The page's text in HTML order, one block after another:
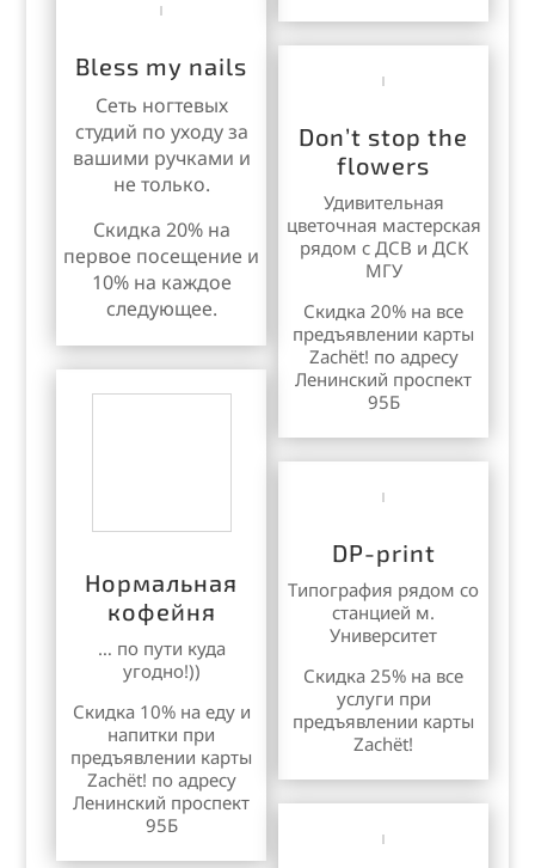
Bless my nails
Сеть ногтевых
студий по уходу за
вашими ручками и
не только.
Скидка 20% на
первое посещение и
10% на каждое
следующее.
Нормальная
кофейня
… по пути куда
угодно!))
Скидка 10% на еду и
напитки при
предъявлении карты
Zachёt! по адресу
Ленинский проспект
95Б
Don’t stop the
flowers
Удивительная
цветочная мастерская
рядом с ДСВ и ДСК
МГУ
Скидка 20% на все
предъявлении карты
Zachёt! по адресу
Ленинский проспект
95Б
DP-print
Типография рядом со
станцией м.
Университет
Скидка 25% на все
услуги при
предъявлении карты
Zachёt!